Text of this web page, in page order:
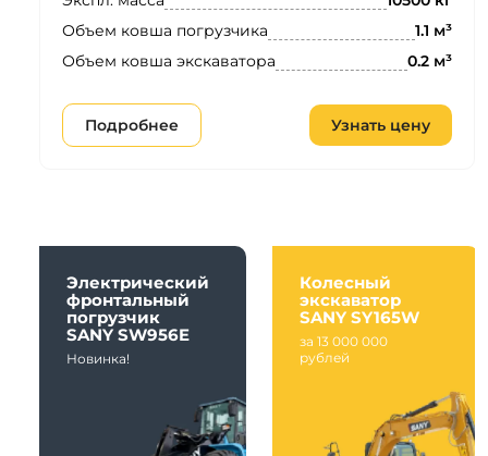
Объем ковша погрузчика 1.1 м³
Объем ковша экскаватора 0.2 м³
Подробнее Узнать цену
Электрический
фронтальный
погрузчик
SANY SW956E
Новинка!
Колесный
экскаватор
SANY SY165W
за 13 000 000
рублей